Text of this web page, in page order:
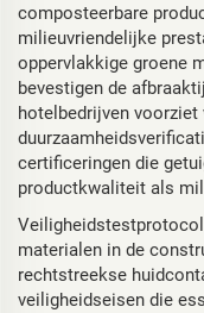
composteerbare
milieuvriendelijke
oppervlakkige groene
bevestigen de
hotelbedrijven voorziet
certificeringen die
productkwaliteit als
materialen in de
rechtstreekse
veiligheidseisen die